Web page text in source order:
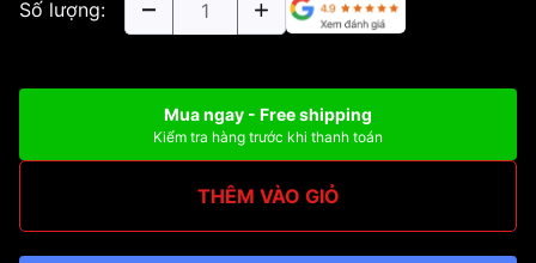
Số lượng:
Mua ngay - Free shipping
Kiểm tra hàng trước khi thanh toán
THÊM VÀO GIỎ